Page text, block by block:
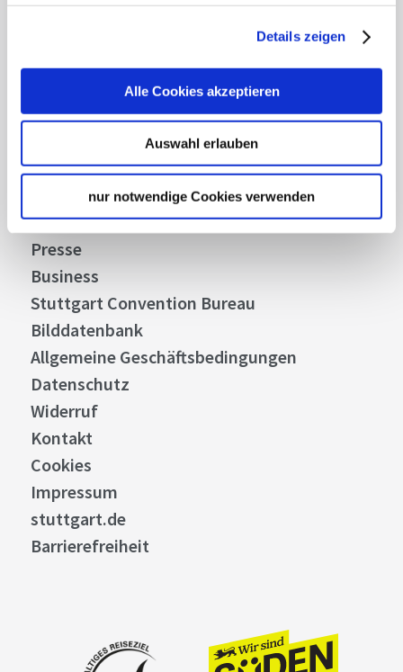
Details zeigen
Alle Cookies akzeptieren
Auswahl erlauben
nur notwendige Cookies verwenden
Highlights und aktuellen Angeboten in
Stuttgart und Region immer up-to-date.
Abonnieren
Über uns
Stellenangebote
Presse
Business
Stuttgart Convention Bureau
Bilddatenbank
Allgemeine Geschäftsbedingungen
Datenschutz
Widerruf
Kontakt
Cookies
Impressum
stuttgart.de
Barrierefreiheit